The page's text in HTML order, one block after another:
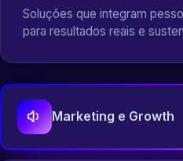
Soluções que integram
para resultados reais e
Marketing e Growth